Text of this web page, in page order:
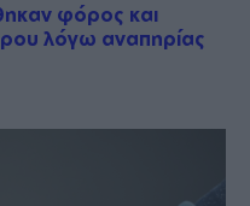
φόρος και
λόγω αναπηρίας